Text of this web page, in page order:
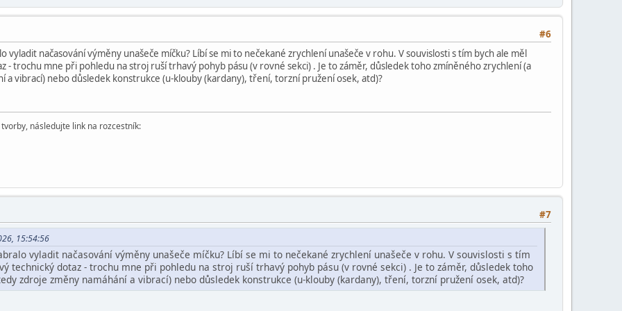
#6
vyladit načasování výměny unašeče míčku? Líbí se mi to nečekané zrychlení unašeče v rohu. V souvislosti s tím bych ale měl
- trochu mne při pohledu na stroj ruší trhavý pohyb pásu (v rovné sekci) . Je to záměr, důsledek toho zmíněného zrychlení (a
a vibrací) nebo důsledek konstrukce (u-klouby (kardany), tření, torzní pružení osek, atd)?
následujte link na rozcestník:
#7
15:54:56
vyladit načasování výměny unašeče míčku? Líbí se mi to nečekané zrychlení unašeče v rohu. V souvislosti s tím
technický dotaz - trochu mne při pohledu na stroj ruší trhavý pohyb pásu (v rovné sekci) . Je to záměr, důsledek toho
zdroje změny namáhání a vibrací) nebo důsledek konstrukce (u-klouby (kardany), tření, torzní pružení osek, atd)?